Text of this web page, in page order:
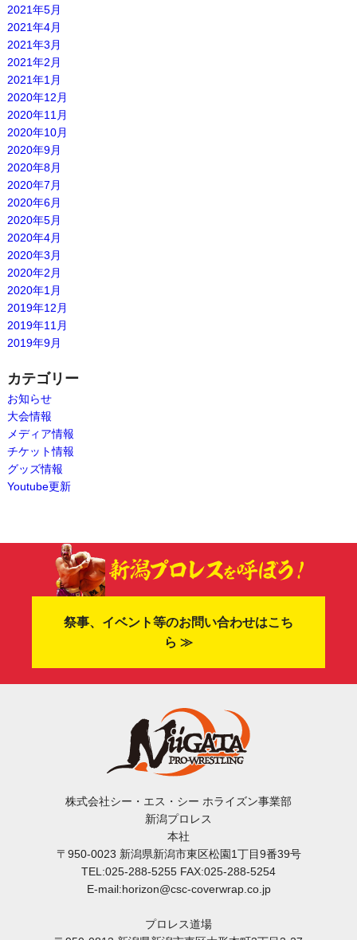
2021年5月
2021年4月
2021年3月
2021年2月
2021年1月
2020年12月
2020年11月
2020年10月
2020年9月
2020年8月
2020年7月
2020年6月
2020年5月
2020年4月
2020年3月
2020年2月
2020年1月
2019年12月
2019年11月
2019年9月
カテゴリー
お知らせ
大会情報
メディア情報
チケット情報
グッズ情報
Youtube更新
祭事、イベント等のお問い合わせはこち
ら ≫
株式会社シー・エス・シー ホライズン事業部
新潟プロレス
本社
〒950-0023 新潟県新潟市東区松園1丁目9番39号
TEL:025-288-5255 FAX:025-288-5254
E-mail:horizon@csc-coverwrap.co.jp
プロレス道場